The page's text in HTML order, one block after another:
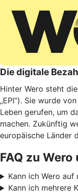
Die digitale
Hinter Wero steht die
„EPI“). Sie wurde
Leben gerufen, um
machen. Zukünftig
europäische Länder
FAQ zu Wero
Kann ich Wero auf
Kann ich mehrere